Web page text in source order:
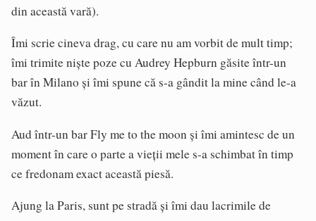
din această vară).
Îmi scrie cineva drag, cu care nu am vorbit de mult timp;
îmi trimite niște poze cu Audrey Hepburn găsite într-un
bar în Milano și îmi spune că s-a gândit la mine când le-a
văzut.
Aud într-un bar Fly me to the moon și îmi amintesc de un
moment în care o parte a vieții mele s-a schimbat în timp
ce fredonam exact această piesă.
Ajung la Paris, sunt pe stradă și îmi dau lacrimile de